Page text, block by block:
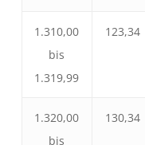
1.310,00
bis
1.319,99
123,34
1.320,00
bis
130,34